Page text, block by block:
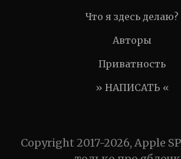
Что я здесь делаю?
Авторы
Приватность
» НАПИСАТЬ «
Copyright 2017-2026, Apple